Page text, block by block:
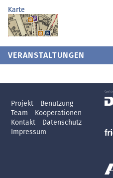
Karte
VERANSTALTUNGEN
Projekt
Benutzung
Team
Kooperationen
Kontakt
Datenschutz
Impressum